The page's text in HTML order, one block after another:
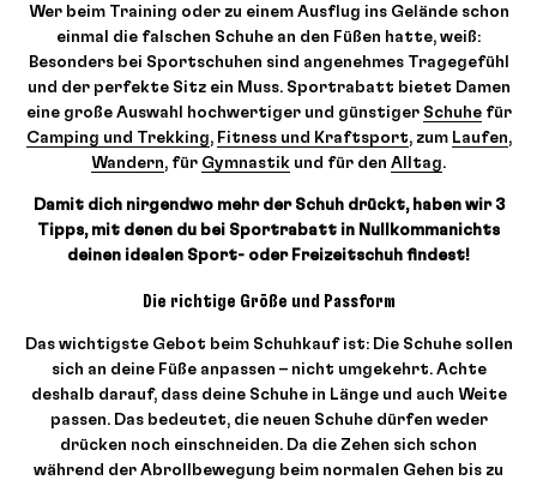
Wer beim Training oder zu einem Ausflug ins Gelände schon
einmal die falschen Schuhe an den Füßen hatte, weiß:
Besonders bei Sportschuhen sind angenehmes Tragegefühl
und der perfekte Sitz ein Muss. Sportrabatt bietet Damen
eine große Auswahl hochwertiger und günstiger Schuhefür
Camping und Trekking, Fitness und Kraftsport, zum Laufen,
Wandern, für Gymnastik und für den Alltag.
Damit dich nirgendwo mehr der Schuh drückt, haben wir 3
Tipps, mit denen du bei Sportrabatt in Nullkommanichts
deinen idealen Sport- oder Freizeitschuh findest!
Die richtige Größe und Passform
Das wichtigste Gebot beim Schuhkauf ist: Die Schuhe sollen
sich an deine Füße anpassen – nicht umgekehrt. Achte
deshalb darauf, dass deine Schuhe in Länge und auch Weite
passen. Das bedeutet, die neuen Schuhe dürfen weder
drücken noch einschneiden. Da die Zehen sich schon
während der Abrollbewegung beim normalen Gehen bis zu